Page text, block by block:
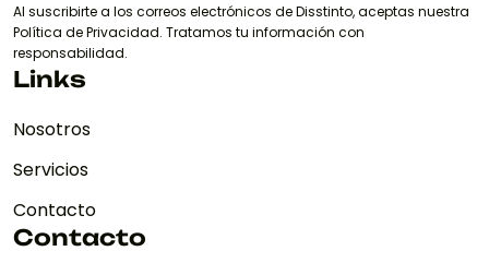
Al suscribirte a los correos electrónicos de Disstinto, aceptas nuestra
Política de Privacidad. Tratamos tu información con
responsabilidad.
Links
Nosotros
Servicios
Contacto
Contacto